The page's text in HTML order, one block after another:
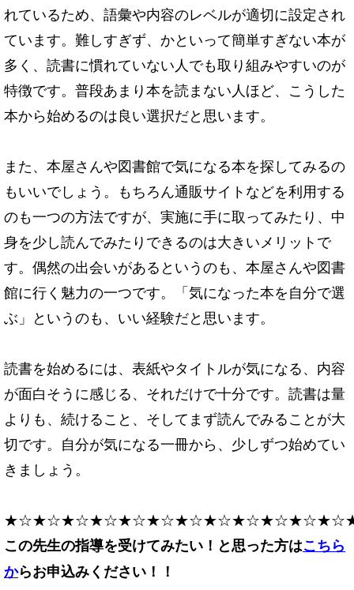
れているため、 語彙や内容のレベルが適切に設定され
ています。難しすぎず、 かといって簡単すぎない本が
多く、 読書に慣れていない人でも取り組みやすいのが
特徴です。普段あまり本を読まない人ほど、 こうした
本から始めるのは良い選択だと思います。
また、本屋さんや図書館で気になる本を探してみるの
もいいでしょう。もちろん通販サイトなどを利用する
のも一つの方法ですが、実施に手に取ってみたり、中
身を少し読んでみたりできるのは大きいメリットで
す。偶然の出会いがあるというのも、本屋さんや図書
館に行く魅力の一つです。「気になった本を自分で選
ぶ」というのも、いい経験だと思います。
読書を始めるには、表紙やタイトルが気になる、内容
が面白そうに感じる、 それだけで十分です。読書は量
よりも、続けること、そしてまず読んでみることが大
切です。 自分が気になる一冊から、少しずつ始めてい
きましょう。
この先生の指導を受けてみたい！と思った方はこちら
からお申込みください！！